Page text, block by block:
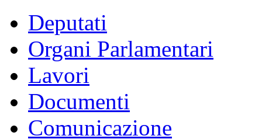
Deputati
Organi Parlamentari
Lavori
Documenti
Comunicazione